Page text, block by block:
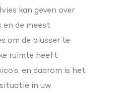
kan geven over
en de meest
om de blusser te
ruimte heeft
en daarom is het
in uw